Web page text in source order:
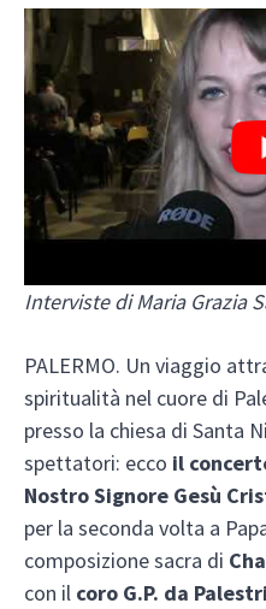
Interviste di Maria Grazia
PALERMO. Un viaggio
spiritualità nel cuore di
presso la chiesa di Santa
spettatori: ecco il
Nostro Signore Gesù
per la seconda volta a
composizione sacra di
con il coro G.P. da